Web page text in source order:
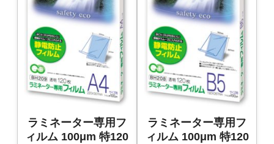
ラミネーター専用フ
ィルム 100μm 特120
ラミネーター専用フ
ィルム 100μm 特120